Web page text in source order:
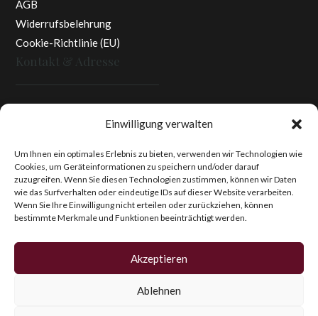
Einwilligung verwalten
Um Ihnen ein optimales Erlebnis zu bieten, verwenden wir Technologien wie
Cookies, um Geräteinformationen zu speichern und/oder darauf
zuzugreifen. Wenn Sie diesen Technologien zustimmen, können wir Daten
wie das Surfverhalten oder eindeutige IDs auf dieser Website verarbeiten.
Wenn Sie Ihre Einwilligung nicht erteilen oder zurückziehen, können
bestimmte Merkmale und Funktionen beeinträchtigt werden.
Akzeptieren
Ablehnen
AGB
Widerrufsbelehrung
Cookie-Richtlinie (EU)
Kontakt & Adresse
Heinz Enzinger-Panitz
Aussergernwallen 3
94166 Stubenberg
Deutschland
Tel.:+49 (0)8574 - 91 97 79
info@pfingstrosen.eu
Copyright © 2026 Magic Garden Paeonies. Rottaler